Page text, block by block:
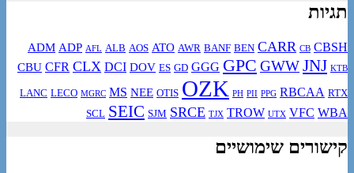
תגיות
ADM ADP AFL ALB AOS ATO AWR BANF BEN CARR CB CBSH
CBU CFR CLX DCI DOV ES GD GGG GPC GWWJNJ KTB
LANC LECO MGRC MS NEE OTIS OZK PH PII PPG RBCAA RTX
SCL SEIC SJM SRCE TJX TROW UTX VFC WBA
קישורים שימושיים